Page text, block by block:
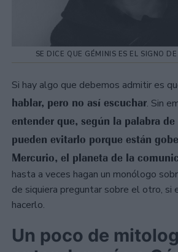
SE DICE QUE GÉMINIS ES EL SIGNO
Si hay algo que debemos admitir es
hablar, pero no así escuchar. Sin
entender que, según la palabra
pueden evitarlo porque están
Mercurio, el planeta de la
hasta a veces hagan un monólogo
de siquiera preguntar sobre el otro, si
hacerlo.
Un poco de